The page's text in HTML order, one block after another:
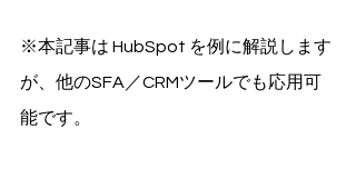
※本記事は HubSpot を例に解説します
が、他のSFA／CRMツールでも応用可
能です。